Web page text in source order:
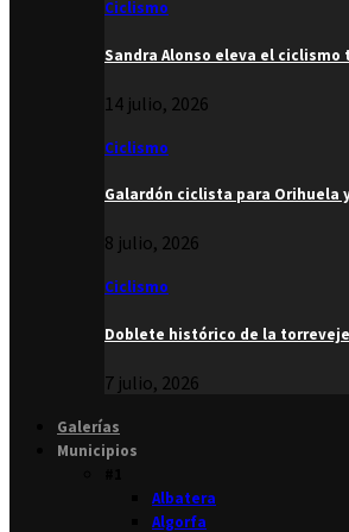
Ciclismo
Sandra Alonso eleva el
14 julio, 2026
Ciclismo
Galardón ciclista para Orihuela
8 julio, 2026
Ciclismo
Doblete histórico de la
7 julio, 2026
Galerías
Municipios
Albatera
Algorfa